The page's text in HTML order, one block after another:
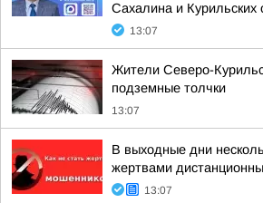
Сахалина и Курильских
13:07
Жители Северо-
подземные толчки
13:07
В выходные дни
жертвами
13:07